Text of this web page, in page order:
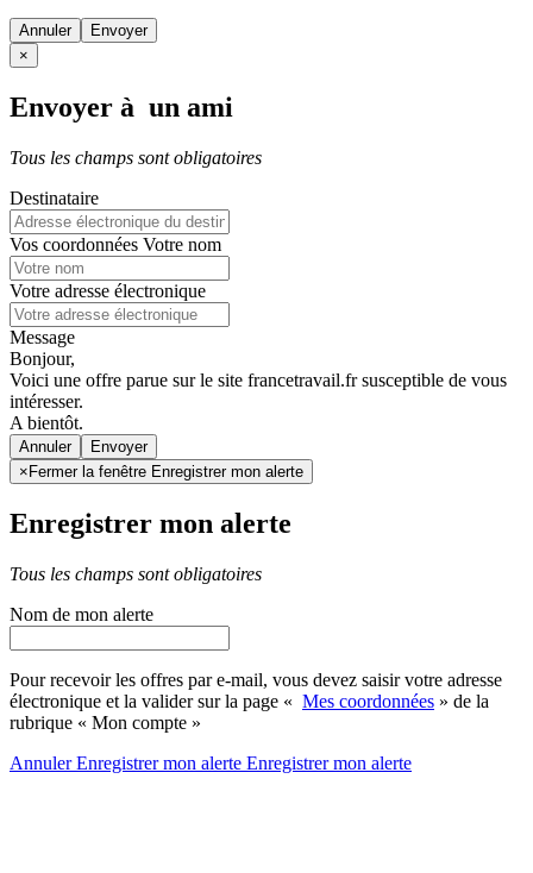
Annuler
×
Envoyer à un ami
Tous les champs sont obligatoires
Destinataire
Vos coordonnées Votre nom
Votre adresse électronique
Message
Bonjour,
Voici une offre parue sur le site francetravail.fr susceptible de vous
intéresser.
A bientôt.
Annuler
× Fermer la fenêtre Enregistrer mon alerte
Enregistrer mon alerte
Tous les champs sont obligatoires
Nom de mon alerte
Pour recevoir les offres par e-mail, vous devez saisir votre adresse
électronique et la valider sur la page « Mes coordonnées » de la
rubrique « Mon compte »
AnnulerEnregistrer mon alerte Enregistrermon alerte